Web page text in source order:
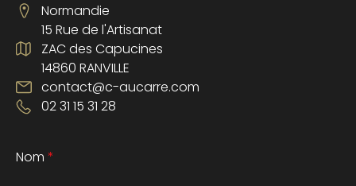
Nom *
Normandie
15 Rue de l'Artisanat
ZAC des Capucines
14860 RANVILLE
contact@c-aucarre.com
02 31 15 31 28